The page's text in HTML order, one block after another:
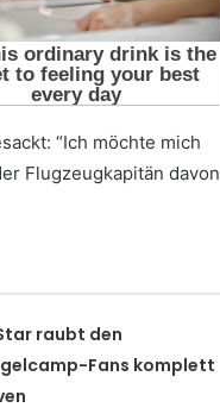
“Ich möchte mich
Flugzeugkapitän davon
raubt den
Fans komplett